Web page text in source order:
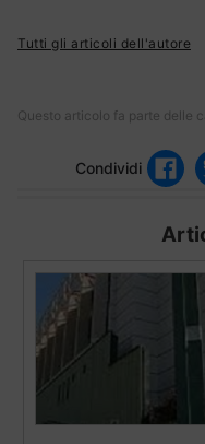
Tutti gli articoli dell'autore
Questo articolo fa parte delle
Condividi